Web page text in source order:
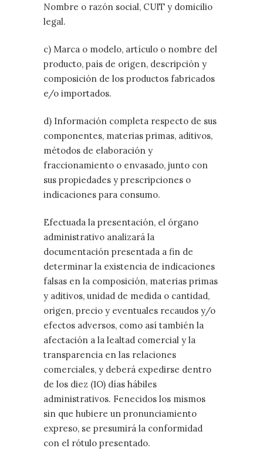
Nombre o razón social, CUIT y domicilio
legal.
c) Marca o modelo, artículo o nombre del
producto, país de origen, descripción y
composición de los productos fabricados
e/o importados.
d) Información completa respecto de sus
componentes, materias primas, aditivos,
métodos de elaboración y
fraccionamiento o envasado, junto con
sus propiedades y prescripciones o
indicaciones para consumo.
Efectuada la presentación, el órgano
administrativo analizará la
documentación presentada a fin de
determinar la existencia de indicaciones
falsas en la composición, materias primas
y aditivos, unidad de medida o cantidad,
origen, precio y eventuales recaudos y/o
efectos adversos, como así también la
afectación a la lealtad comercial y la
transparencia en las relaciones
comerciales, y deberá expedirse dentro
de los diez (1O) días hábiles
administrativos. Fenecidos los mismos
sin que hubiere un pronunciamiento
expreso, se presumirá la conformidad
con el rótulo presentado.